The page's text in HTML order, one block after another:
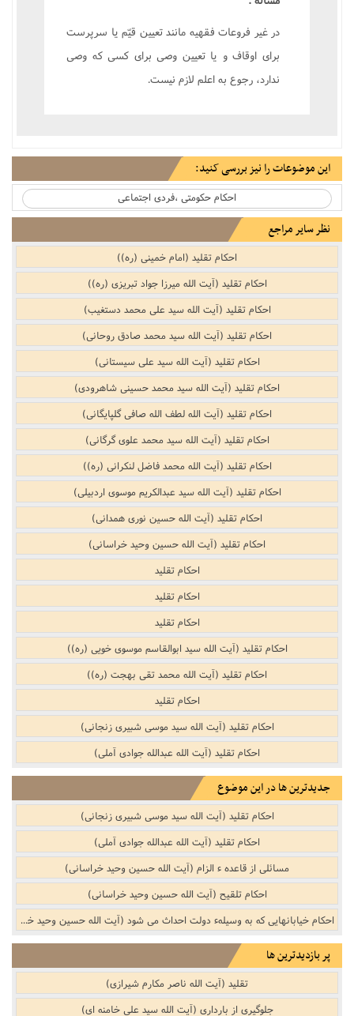
در غير فروعات فقهيه مانند تعيين قيّم يا سرپرست
براى اوقاف و يا تعيين وصى براى کسى که وصى
ندارد، رجوع به اعلم لازم نيست.
این موضوعات را نیز بررسی کنید:
احکام حکومتی ،فردی اجتماعی
نظر سایر مراجع
احکام تقلید (امام خمینی (ره))
احکام تقلید (آیت الله میرزا جواد تبریزی (ره))
احکام تقلید (آیت الله سید علی محمد دستغیب)
احکام تقلید (آیت الله سید محمد صادق روحانی)
احکام تقلید (آیت الله سید علی سیستانی)
احکام تقلید (آیت الله سید محمد حسینی شاهرودی)
احکام تقلید (آیت الله لطف الله صافی گلپایگانی)
احکام تقلید (آیت الله سید محمد علوی گرگانی)
احکام تقلید (آیت الله محمد فاضل لنکرانی (ره))
احکام تقلید (آیت الله سید عبدالکریم موسوی اردبیلی)
احکام تقلید (آیت الله حسین نوری همدانی)
احکام تقلید (آیت الله حسین وحید خراسانی)
احکام تقلید
احکام تقلید
احکام تقلید
احکام تقلید (آیت الله سید ابوالقاسم موسوی خویی (ره))
احکام تقلید (آیت الله محمد تقی بهجت (ره))
احکام تقلید
احکام تقلید (آیت الله سید موسی شبیری زنجانی)
احکام تقلید (آیت الله عبدالله جوادی آملی)
جدیدترین ها در این موضوع
احکام تقلید (آیت الله سید موسی شبیری زنجانی)
احکام تقلید (آیت الله عبدالله جوادی آملی)
مسائلى از قاعده ء الزام (آیت الله حسین وحید خراسانی)
احکام تلقیح (آیت الله حسین وحید خراسانی)
احکام خیابانهایى که به وسیلهء دولت احداث مى شود (آیت الله حسین وحید خراسانی)
پر بازدیدترین ها
تقلید (آیت الله ناصر مکارم شیرازی)
جلوگیرى از باردارى (آیت الله سید علی خامنه ای)